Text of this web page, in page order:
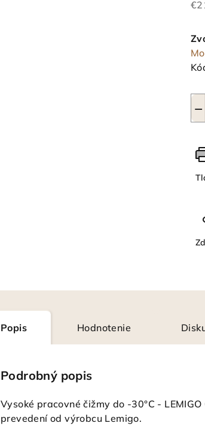
−
Popis Hodnotenie
Podrobný popis
Vysoké pracovné čižmy do -30°C -
prevedení od výrobcu Lemigo.